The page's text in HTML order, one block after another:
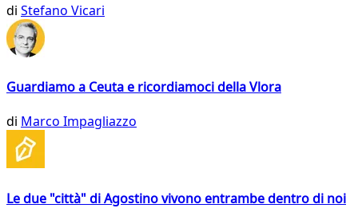
di Stefano Vicari
Guardiamo a Ceuta e ricordiamoci della Vlora
di Marco Impagliazzo
Le due "città" di Agostino vivono entrambe dentro di noi